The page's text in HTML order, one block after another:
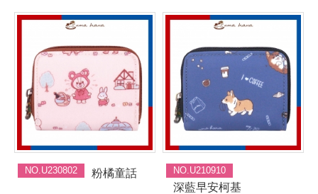
NO.U230802 粉橘童話 NO.U210910
深藍早安柯基